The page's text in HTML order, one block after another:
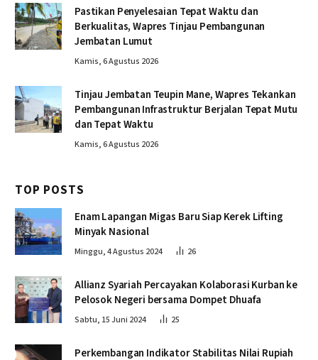
Pastikan Penyelesaian Tepat Waktu dan
Berkualitas, Wapres Tinjau Pembangunan
Jembatan Lumut
Kamis, 6 Agustus 2026
Tinjau Jembatan Teupin Mane, Wapres Tekankan
Pembangunan Infrastruktur Berjalan Tepat Mutu
dan Tepat Waktu
Kamis, 6 Agustus 2026
TOP POSTS
Enam Lapangan Migas Baru Siap Kerek Lifting
Minyak Nasional
Minggu, 4 Agustus 2024 26
Allianz Syariah Percayakan Kolaborasi Kurban ke
Pelosok Negeri bersama Dompet Dhuafa
Sabtu, 15 Juni 2024 25
Perkembangan Indikator Stabilitas Nilai Rupiah